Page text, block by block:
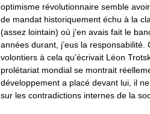
optimisme révolutionnaire semble
de mandat historiquement échu à la
(assez lointain) où j’en avais fait le
années durant, j’eus la responsabilité.
volontiers à cela qu’écrivait Léon
prolétariat mondial se montrait
développement a placé devant lui, il
sur les contradictions internes de la